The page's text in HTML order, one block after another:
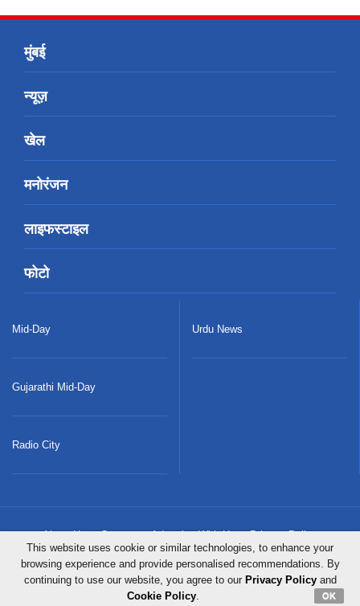
मुंबई
न्यूज़
खेल
मनोरंजन
लाइफस्टाइल
फोटो
Mid-Day
Gujarathi Mid-Day
Radio City
Urdu News
About Us Careers Advertise With Us Privacy Policy
Terms & Conditions Contact Us Sitemap Grievance Redressal
This website uses cookie or similar technologies, to enhance your
browsing experience and provide personalised recommendations. By
continuing to use our website, you agree to our Privacy Policyand
Cookie Policy. OK